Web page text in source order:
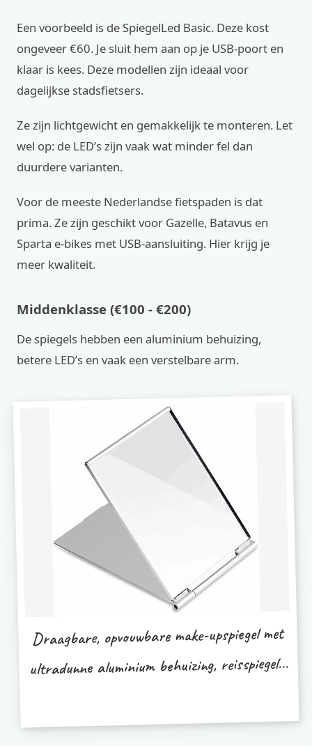
Een voorbeeld is de SpiegelLed Basic. Deze kost
ongeveer €60. Je sluit hem aan op je USB-poort en
klaar is kees. Deze modellen zijn ideaal voor
dagelijkse stadsfietsers.
Ze zijn lichtgewicht en gemakkelijk te monteren. Let
wel op: de LED’s zijn vaak wat minder fel dan
duurdere varianten.
Voor de meeste Nederlandse fietspaden is dat
prima. Ze zijn geschikt voor Gazelle, Batavus en
Sparta e-bikes met USB-aansluiting. Hier krijg je
meer kwaliteit.
Middenklasse (€100 - €200)
De spiegels hebben een aluminium behuizing,
betere LED’s en vaak een verstelbare arm.
Draagbare, opvouwbare make-upspiegel met
ultradunne aluminium behuizing, reisspiegel...